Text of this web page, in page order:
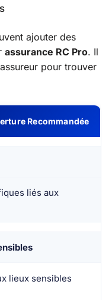
ajouter des
assurance RC Pro. Il
pour trouver
Recommandée
liés aux
lieux sensibles